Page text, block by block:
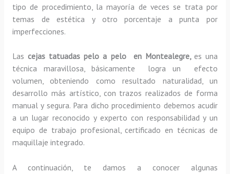
tipo de procedimiento, la mayoría de veces se trata por
temas de estética y otro porcentaje a punta por
imperfecciones.
Las cejas tatuadas pelo a pelo en Montealegre, es una
técnica maravillosa, básicamente
logra un efecto
volumen, obteniendo como resultado naturalidad, un
desarrollo más artístico, con trazos realizados de forma
manual y segura. Para dicho procedimiento debemos acudir
a un lugar reconocido y experto con responsabilidad y un
equipo de trabajo profesional, certificado en técnicas de
maquillaje integrado.
A continuación, te damos a conocer algunas